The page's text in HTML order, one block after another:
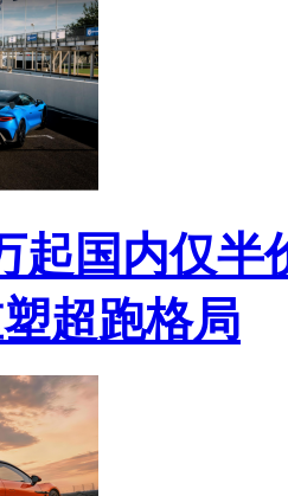
起国内仅
超跑格局